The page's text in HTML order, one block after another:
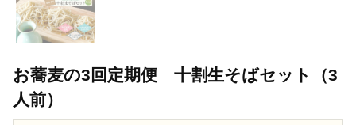
お蕎麦の3回定期便 十割生そばセット（3
人前）